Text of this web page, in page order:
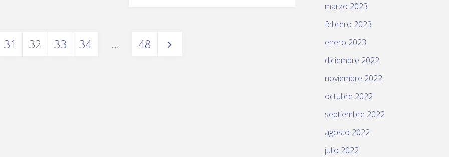
31 32 33 34 … 48
marzo 2023
febrero 2023
enero 2023
diciembre 2022
noviembre 2022
octubre 2022
septiembre 2022
agosto 2022
julio 2022